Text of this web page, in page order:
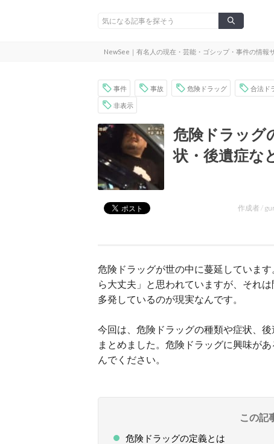
NewSee｜有名人の現在・芸能・ゴシップ・事件の情報
事件 事故 危険ドラッグ 合法ド
非表示
危険ドラッグ
状・後遺症な
作成者 /
危険ドラッグが世の中に蔓延していま
ら大丈夫」と思われていますが、それ
多発しているのが現実なんです。
今回は、危険ドラッグの種類や症状、
まとめました。危険ドラッグに興味が
んでください。
この記
危険ドラッグの定義とは